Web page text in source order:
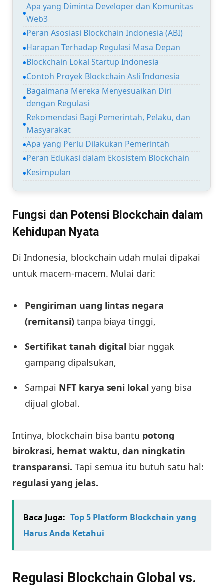
Apa yang Diminta Developer dan Komunitas
Web3
Peran Asosiasi Blockchain Indonesia (ABI)
Harapan Terhadap Regulasi Masa Depan
Blockchain Lokal Startup Indonesia
Contoh Proyek Blockchain Asli Indonesia
Bagaimana Mereka Menyesuaikan Diri
dengan Regulasi
Rekomendasi Bagi Pemerintah, Pelaku, dan
Masyarakat
Apa yang Perlu Dilakukan Pemerintah
Peran Edukasi dalam Ekosistem Blockchain
Kesimpulan
Fungsi dan Potensi Blockchain dalam
Kehidupan Nyata
Di Indonesia, blockchain udah mulai dipakai
untuk macem-macem. Mulai dari:
Pengiriman uang lintas negara
(remitansi) tanpa biaya tinggi,
Sertifikat tanah digital biar nggak
gampang dipalsukan,
Sampai NFT karya seni lokal yang bisa
dijual global.
Intinya, blockchain bisa bantu potong
birokrasi, hemat waktu, dan ningkatin
transparansi. Tapi semua itu butuh satu hal:
regulasi yang jelas.
Baca Juga: Top 5 Platform Blockchain yang
Harus Anda Ketahui
Regulasi Blockchain Global vs.